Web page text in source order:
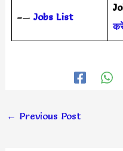
–— Jobs List
← Previous Post